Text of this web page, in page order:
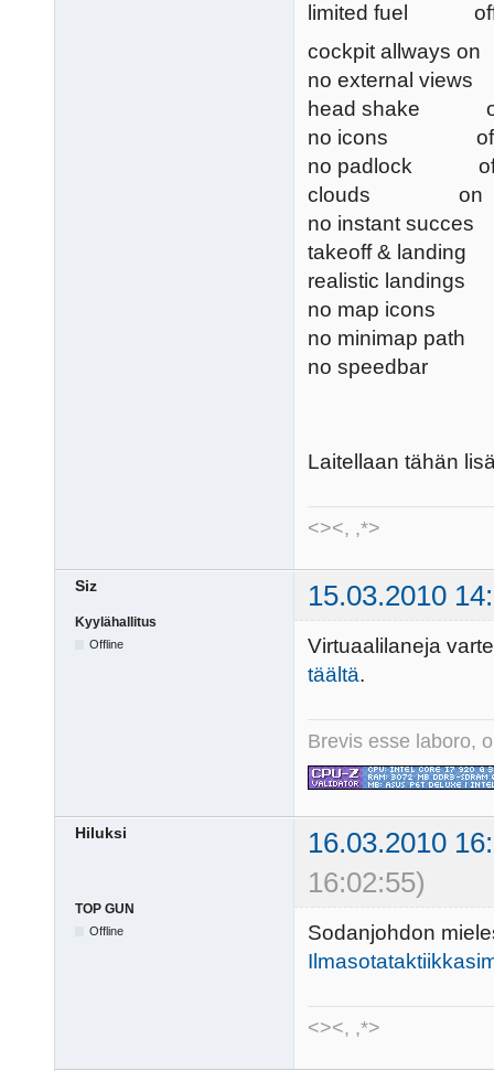
limited fuel
cockpit allways
no external
head shake
no icons
no padlock
clouds on
no instant
takeoff &
realistic
no map icons
no minimap
no speedbar
Laitellaan tähän
<><, ,*>
Siz 15.03.2010
Kyylähallitus
Offline
Virtuaalilaneja
täältä.
Brevis esse laboro,
Hiluksi
16.03.2010
16:02:55)
TOP GUN
Offline
Sodanjohdon
<><, ,*>